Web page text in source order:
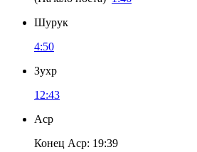
Шурук
4:50
Зухр
12:43
Аср
Конец Аср: 19:39